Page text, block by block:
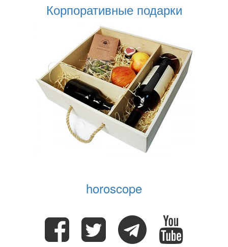
Корпоративные подарки
horoscope